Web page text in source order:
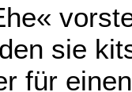
sie
für